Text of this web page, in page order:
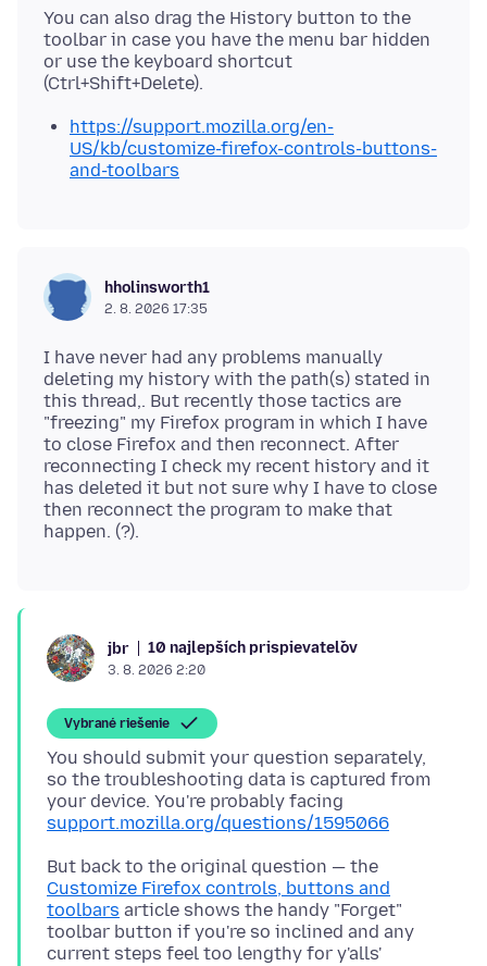
You can also drag the History button to the
toolbar in case you have the menu bar hidden
or use the keyboard shortcut
https://support.mozilla.org/en-
US/kb/customize-firefox-controls-buttons-
and-toolbars
hholinsworth1
2. 8. 2026 17:35
I have never had any problems manually
deleting my history with the path(s) stated in
this thread,. But recently those tactics are
"freezing" my Firefox program in which I have
to close Firefox and then reconnect. After
reconnecting I check my recent history and it
has deleted it but not sure why I have to close
then reconnect the program to make that
jbr 10 najlepších prispievateľov
3. 8. 2026 2:20
Vybrané riešenie
You should submit your question separately,
so the troubleshooting data is captured from
your device. You're probably facing
support.mozilla.org/questions/1595066
But back to the original question — the
Customize Firefox controls, buttons and
toolbars article shows the handy "Forget"
toolbar button if you're so inclined and any
current steps feel too lengthy for y'alls'